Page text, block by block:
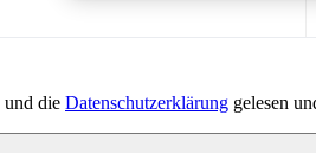
und die Datenschutzerklärung gelesen